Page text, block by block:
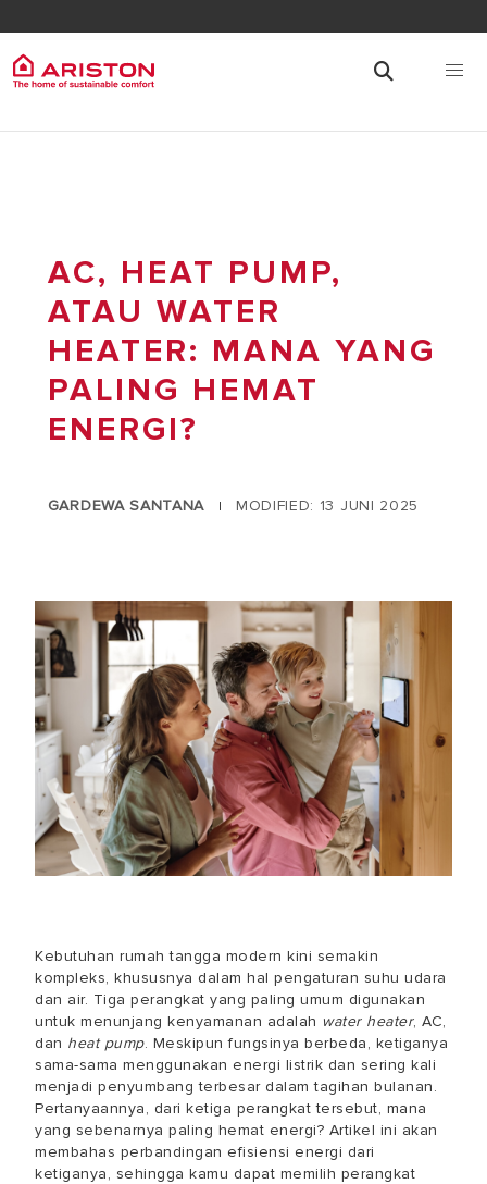
AC, HEAT PUMP,
ATAU WATER
HEATER: MANA YANG
PALING HEMAT
ENERGI?
GARDEWA SANTANA | MODIFIED: 13 JUNI 2025
Kebutuhan rumah tangga modern kini semakin
kompleks, khususnya dalam hal pengaturan suhu udara
dan air. Tiga perangkat yang paling umum digunakan
untuk menunjang kenyamanan adalah water heater, AC,
dan heat pump. Meskipun fungsinya berbeda, ketiganya
sama-sama menggunakan energi listrik dan sering kali
menjadi penyumbang terbesar dalam tagihan bulanan.
Pertanyaannya, dari ketiga perangkat tersebut, mana
yang sebenarnya paling hemat energi? Artikel ini akan
membahas perbandingan efisiensi energi dari
ketiganya, sehingga kamu dapat memilih perangkat